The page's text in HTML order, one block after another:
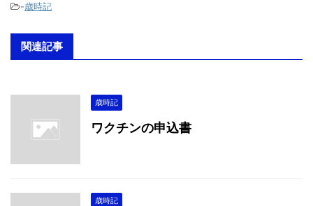
-歳時記
関連記事
歳時記
ワクチンの申込書
歳時記